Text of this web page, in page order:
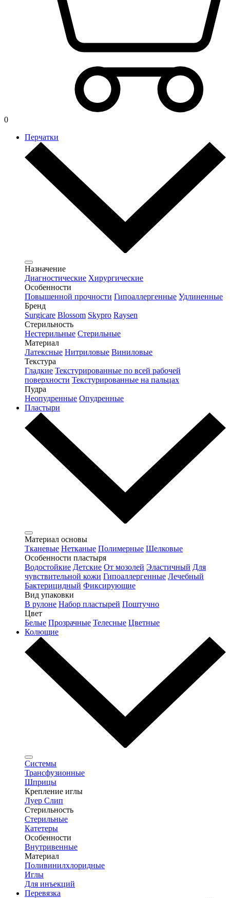
0
Перчатки
Назначение
Диагностические Хирургические
Особенности
Повышенной прочности Гипоаллергенные Удлиненные
Бренд
Surgicare Blossom Skypro Raysen
Стерильность
Нестерильные Стерильные
Материал
Латексные Нитриловые Виниловые
Текстура
Гладкие Текстурированные по всей рабочей
поверхности Текстурированные на пальцах
Пудра
Неопудренные Опудренные
Пластыри
Материал основы
Тканевые Нетканые Полимерные Шелковые
Особенности пластыря
Водостойкие Детские От мозолей Эластичный Для
чувствительной кожи Гипоаллергенные Лечебный
Бактерицидный Фиксирующие
Вид упаковки
В рулоне Набор пластырей Поштучно
Цвет
Белые Прозрачные Телесные Цветные
Колющие
Системы
Трансфузионные
Шприцы
Крепление иглы
Луер Слип
Стерильность
Стерильные
Катетеры
Особенности
Внутривенные
Материал
Поливинилхлоридные
Иглы
Для инъекций
Перевязка